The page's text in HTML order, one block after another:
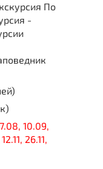
По
-
10.09,
26.11,